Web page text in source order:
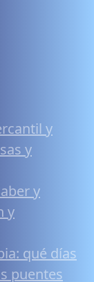
y
y
y
y
qué días
puentes